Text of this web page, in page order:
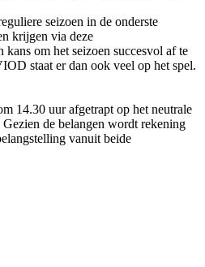
seizoen in de onderste
krijgen via deze
om het seizoen succesvol af te
staat er dan ook veel op het spel.
14.30 uur afgetrapt op het neutrale
de belangen wordt rekening
vanuit beide